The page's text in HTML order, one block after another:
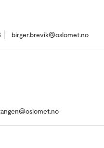
birger.brevik@oslomet.no